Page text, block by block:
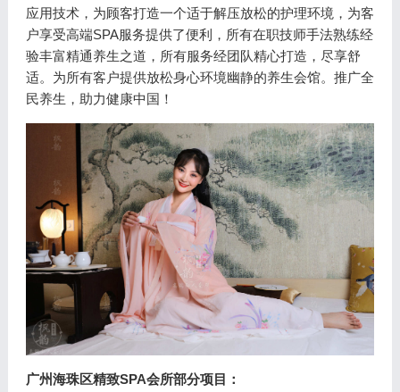
应用技术，为顾客打造一个适于解压放松的护理环境，为客
户享受高端SPA服务提供了便利，所有在职技师手法熟练经
验丰富精通养生之道，所有服务经团队精心打造，尽享舒
适。为所有客户提供放松身心环境幽静的养生会馆。推广全
民养生，助力健康中国！
广州海珠区精致SPA会所部分项目：